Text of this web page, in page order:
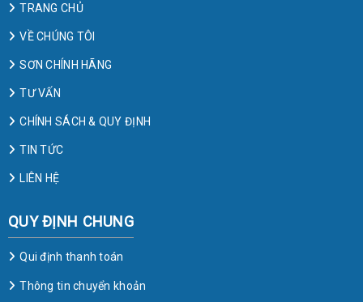
TRANG CHỦ
VỀ CHÚNG TÔI
SƠN CHÍNH HÃNG
TƯ VẤN
CHÍNH SÁCH & QUY ĐỊNH
TIN TỨC
LIÊN HỆ
QUY ĐỊNH CHUNG
Qui định thanh toán
Thông tin chuyển khoản